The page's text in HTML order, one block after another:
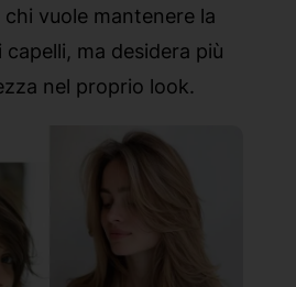
vuole mantenere la
ma desidera più
nel proprio look.